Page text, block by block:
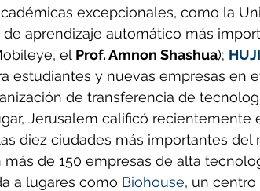
excepcionales, como la
aprendizaje automático más
el Prof. Amnon Shashua);
estudiantes y nuevas empresas en
de transferencia de
Jerusalem calificó recientemente
diez ciudades más importantes
más de 150 empresas de alta
a lugares como Biohouse, un